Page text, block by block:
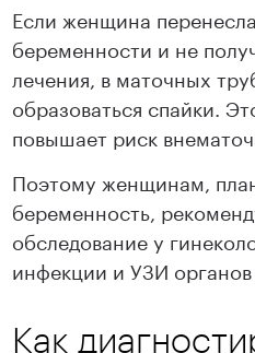
Если женщина
беременности и не
лечения, в маточных
образоваться спайки.
повышает риск
Поэтому женщинам,
беременность,
обследование у
инфекции и УЗИ органов
Как